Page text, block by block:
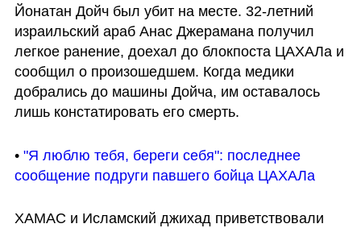
Йонатан Дойч был убит на месте. 32-летний
израильский араб Анас Джерамана получил
легкое ранение, доехал до блокпоста ЦАХАЛа и
сообщил о произошедшем. Когда медики
добрались до машины Дойча, им оставалось
лишь констатировать его смерть.
• "Я люблю тебя, береги себя": последнее
сообщение подруги павшего бойца ЦАХАЛа
ХАМАС и Исламский джихад приветствовали